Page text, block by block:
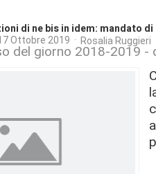
di ne bis in idem: mandato
Ottobre 2019 Rosalia Ruggieri
del giorno 2018-2019 -